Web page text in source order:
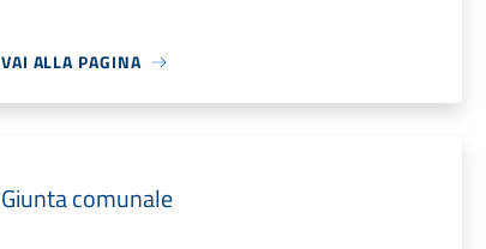
VAI ALLA PAGINA
Giunta comunale